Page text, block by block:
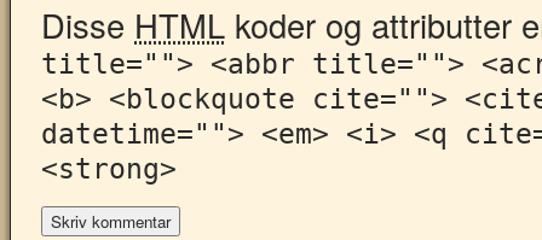
Disse HTML koder og attributter
title=""> <abbr title="">
<b> <blockquote cite="">
datetime=""> <em> <i> <q
<strong>